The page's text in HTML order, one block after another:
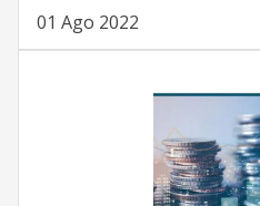
01 Ago 2022